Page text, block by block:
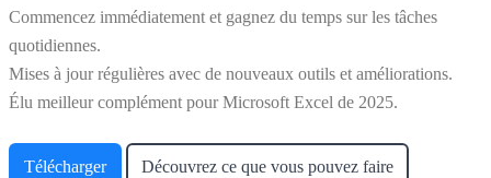
Commencez immédiatement et gagnez du temps sur les tâches
quotidiennes.
Mises à jour régulières avec de nouveaux outils et améliorations.
Élu meilleur complément pour Microsoft Excel de 2025.
Télécharger Découvrez ce que vous pouvez faire